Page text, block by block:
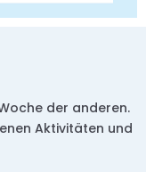
der anderen.
Aktivitäten und